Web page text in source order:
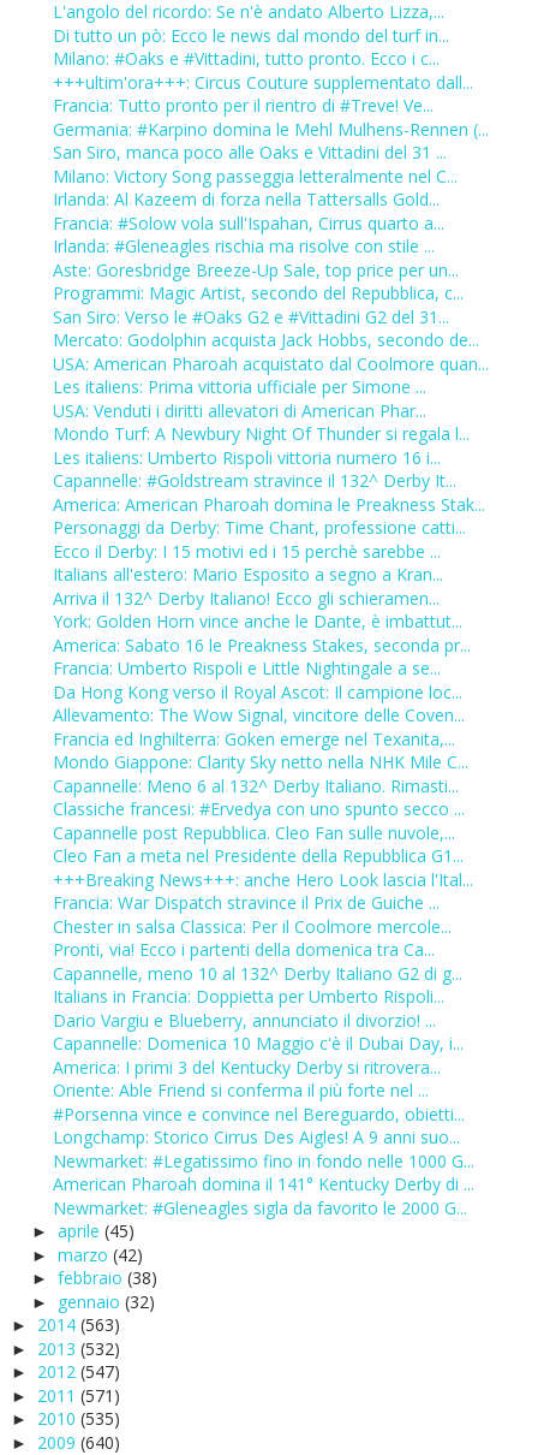
L'angolo del ricordo: Se n'è andato Alberto Lizza,...
Di tutto un pò: Ecco le news dal mondo del turf in...
Milano: #Oaks e #Vittadini, tutto pronto. Ecco i c...
+++ultim'ora+++: Circus Couture supplementato dall...
Francia: Tutto pronto per il rientro di #Treve! Ve...
Germania: #Karpino domina le Mehl Mulhens-Rennen (...
San Siro, manca poco alle Oaks e Vittadini del 31 ...
Milano: Victory Song passeggia letteralmente nel C...
Irlanda: Al Kazeem di forza nella Tattersalls Gold...
Francia: #Solow vola sull'Ispahan, Cirrus quarto a...
Irlanda: #Gleneagles rischia ma risolve con stile ...
Aste: Goresbridge Breeze-Up Sale, top price per un...
Programmi: Magic Artist, secondo del Repubblica, c...
San Siro: Verso le #Oaks G2 e #Vittadini G2 del 31...
Mercato: Godolphin acquista Jack Hobbs, secondo de...
USA: American Pharoah acquistato dal Coolmore quan...
Les italiens: Prima vittoria ufficiale per Simone ...
USA: Venduti i diritti allevatori di American Phar...
Mondo Turf: A Newbury Night Of Thunder si regala l...
Les italiens: Umberto Rispoli vittoria numero 16 i...
Capannelle: #Goldstream stravince il 132^ Derby It...
America: American Pharoah domina le Preakness Stak...
Personaggi da Derby: Time Chant, professione catti...
Ecco il Derby: I 15 motivi ed i 15 perchè sarebbe ...
Italians all'estero: Mario Esposito a segno a Kran...
Arriva il 132^ Derby Italiano! Ecco gli schieramen...
York: Golden Horn vince anche le Dante, è imbattut...
America: Sabato 16 le Preakness Stakes, seconda pr...
Francia: Umberto Rispoli e Little Nightingale a se...
Da Hong Kong verso il Royal Ascot: Il campione loc...
Allevamento: The Wow Signal, vincitore delle Coven...
Francia ed Inghilterra: Goken emerge nel Texanita,...
Mondo Giappone: Clarity Sky netto nella NHK Mile C...
Capannelle: Meno 6 al 132^ Derby Italiano. Rimasti...
Classiche francesi: #Ervedya con uno spunto secco ...
Capannelle post Repubblica. Cleo Fan sulle nuvole,...
Cleo Fan a meta nel Presidente della Repubblica G1...
+++Breaking News+++: anche Hero Look lascia l'Ital...
Francia: War Dispatch stravince il Prix de Guiche ...
Chester in salsa Classica: Per il Coolmore mercole...
Pronti, via! Ecco i partenti della domenica tra Ca...
Capannelle, meno 10 al 132^ Derby Italiano G2 di g...
Italians in Francia: Doppietta per Umberto Rispoli...
Dario Vargiu e Blueberry, annunciato il divorzio! ...
Capannelle: Domenica 10 Maggio c'è il Dubai Day, i...
America: I primi 3 del Kentucky Derby si ritrovera...
Oriente: Able Friend si conferma il più forte nel ...
#Porsenna vince e convince nel Bereguardo, obietti...
Longchamp: Storico Cirrus Des Aigles! A 9 anni suo...
Newmarket: #Legatissimo fino in fondo nelle 1000 G...
American Pharoah domina il 141° Kentucky Derby di ...
Newmarket: #Gleneagles sigla da favorito le 2000 G...
► aprile (45)
► marzo (42)
► febbraio (38)
► gennaio (32)
► 2014 (563)
► 2013 (532)
► 2012 (547)
► 2011 (571)
► 2010 (535)
► 2009 (640)